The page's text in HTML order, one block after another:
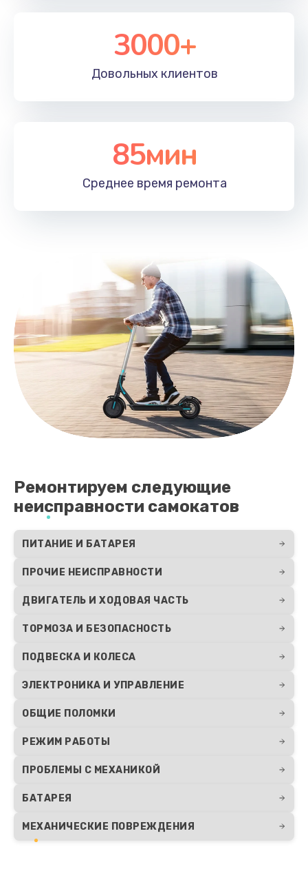
Замена подсветки
400 руб.
3000+
Довольных клиентов
85мин
Среднее время ремонта
Ремонтируем следующие
неисправности самокатов
ПИТАНИЕ И БАТАРЕЯ
ПРОЧИЕ НЕИСПРАВНОСТИ
ДВИГАТЕЛЬ И ХОДОВАЯ ЧАСТЬ
ТОРМОЗА И БЕЗОПАСНОСТЬ
ПОДВЕСКА И КОЛЕСА
ЭЛЕКТРОНИКА И УПРАВЛЕНИЕ
ОБЩИЕ ПОЛОМКИ
РЕЖИМ РАБОТЫ
ПРОБЛЕМЫ С МЕХАНИКОЙ
БАТАРЕЯ
МЕХАНИЧЕСКИЕ ПОВРЕЖДЕНИЯ